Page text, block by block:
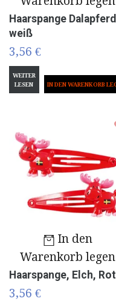
Haarspange Dalapferd
weiß
3,56 €
WEITER
LESEN
In den
Warenkorb legen
Haarspange, Elch, Rot
3,56 €